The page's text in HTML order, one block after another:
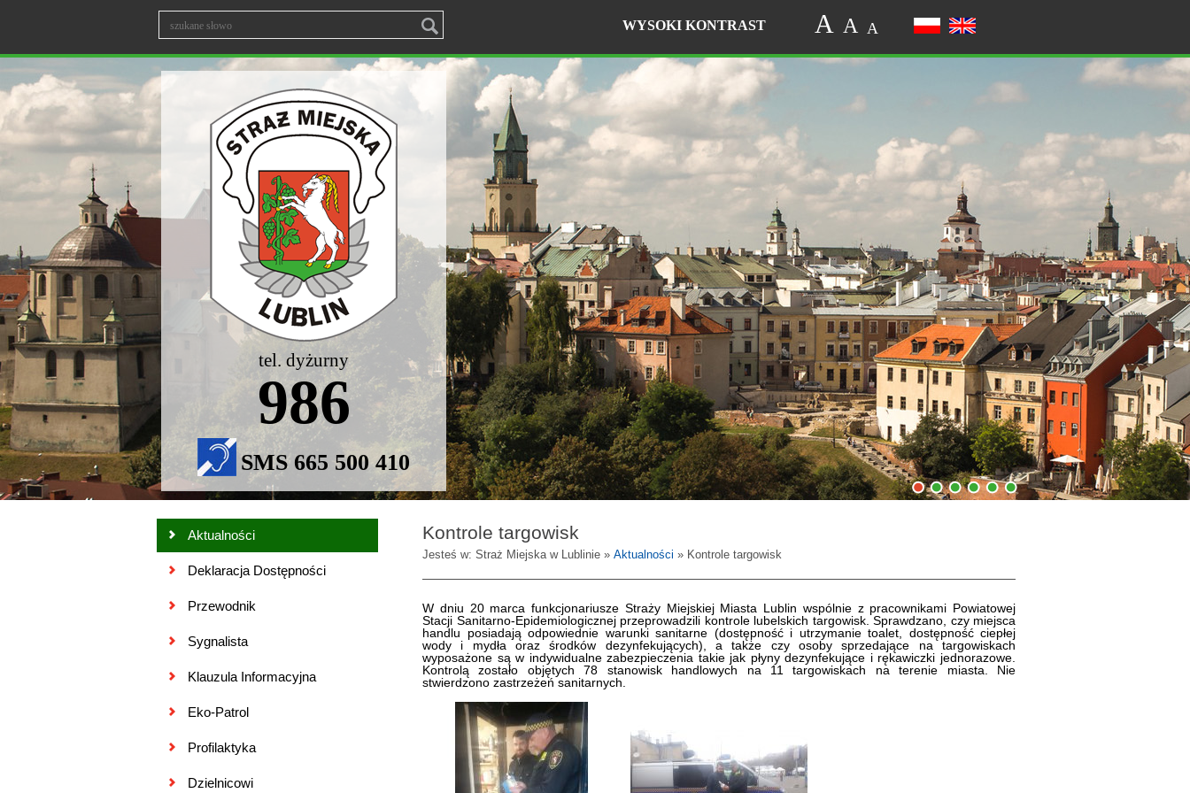
WYSOKI KONTRAST A A A
1 2 3 4 5 6
tel. dyżurny
986
SMS 665 500 410
Aktualności
Deklaracja Dostępności
Przewodnik
Sygnalista
Klauzula Informacyjna
Eko-Patrol
Profilaktyka
Dzielnicowi
Kontrole targowisk
Jesteś w: Straż Miejska w Lublinie » Aktualności » Kontrole targowisk
W dniu 20 marca funkcjonariusze Straży Miejskiej Miasta Lublin wspólnie z pracownikami Powiatowej
Stacji Sanitarno-Epidemiologicznej przeprowadzili kontrole lubelskich targowisk. Sprawdzano, czy miejsca
handlu posiadają odpowiednie warunki sanitarne (dostępność i utrzymanie toalet, dostępność ciepłej
wody i mydła oraz środków dezynfekujących), a także czy osoby sprzedające na targowiskach
wyposażone są w indywidualne zabezpieczenia takie jak płyny dezynfekujące i rękawiczki jednorazowe.
Kontrolą zostało objętych 78 stanowisk handlowych na 11 targowiskach na terenie miasta. Nie
stwierdzono zastrzeżeń sanitarnych.